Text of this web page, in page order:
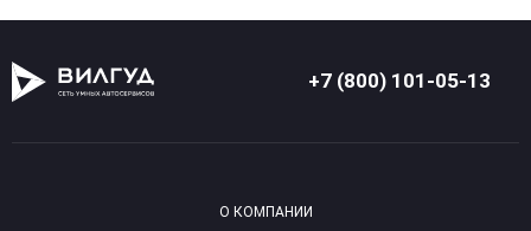
+7 (800) 101-05-13
О КОМПАНИИ